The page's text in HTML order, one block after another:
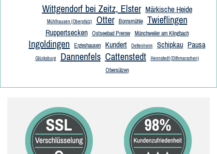
Wittgendorf bei Zeitz, Elster Märkische Heide
Mühlhausen (Oberpfalz) Otter Bornsmühle Twieflingen
Ruppertsecken Ostseebad Prerow Münchweiler am Klingbach
Ingoldingen Ergeshausen Kundert Dettenheim Schipkau Pausa
Glücksburg Dannenfels Cattenstedt Hennstedt (Dithmarschen)
Obersülzen